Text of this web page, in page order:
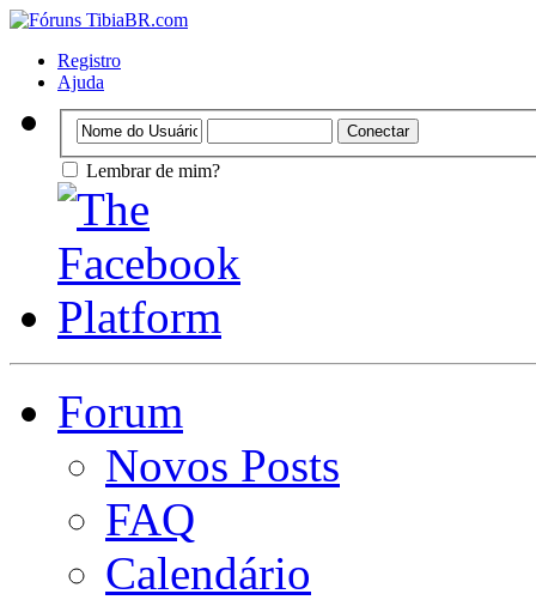
Registro
Ajuda
Lembrar de mim?
Forum
Novos Posts
FAQ
Calendário